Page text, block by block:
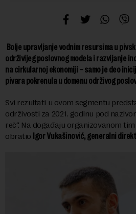
Bolje upravljanje vodnim resursima u
održivijeg poslovnog modela i razvijanje
na cirkularnoj ekonomiji – samo je deo
pivara pokrenula u domenu održivog
Svi rezultati u ovom segmentu
održivosti za 2021. godinu pod
reč“. Na događaju organizovanom
obratio Igor Vukašinović, generalni